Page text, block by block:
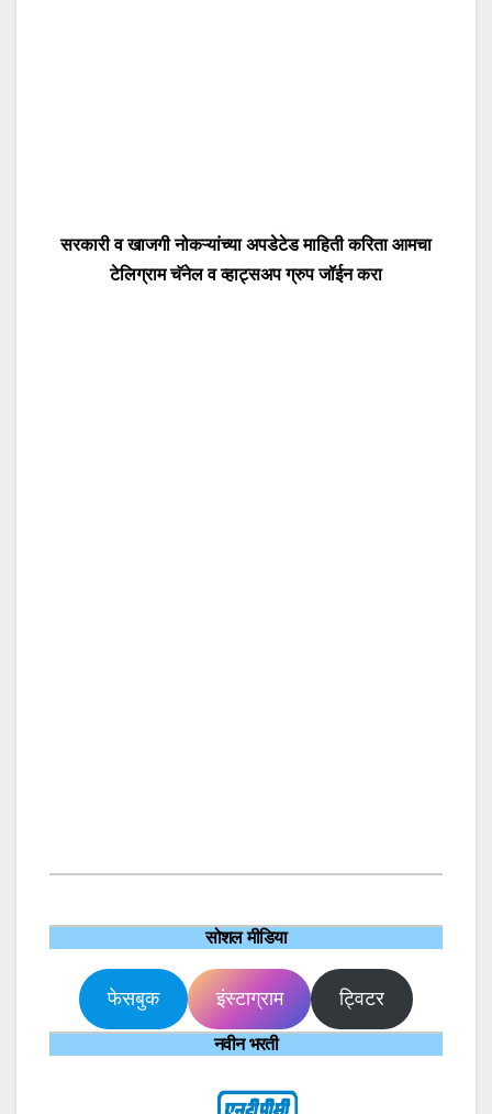
सरकारी व खाजगी नोकऱ्यांच्या अपडेटेड माहिती करिता आमचा
टेलिग्राम चॅनेल व व्हाट्सअप ग्रुप जॉईन करा
सोशल मीडिया
फेसबुक इंस्टाग्राम ट्विटर
नवीन भरती